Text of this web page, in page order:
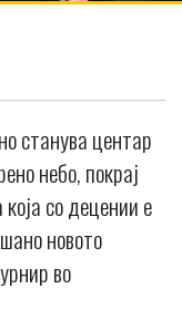
станува центар
небо, покрај
со децении е
новото
во